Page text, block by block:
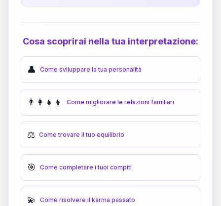
Cosa scoprirai nella tua interpretazione:
👤 Come sviluppare la tua personalità
👨‍👩‍👧‍👦 Come migliorare le relazioni familiari
⚖️ Come trovare il tuo equilibrio
🎯 Come completare i tuoi compiti
💫 Come risolvere il karma passato